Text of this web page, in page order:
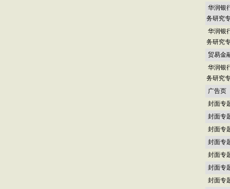
华润银
务研究
华润银
务研究
贸易金
华润银
务研究
广告页
封面专
封面专
封面专
封面专
封面专
封面专
封面专